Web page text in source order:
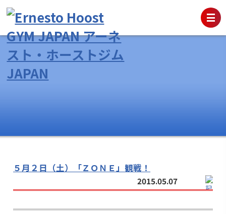
５月２日（土）「ＺＯＮＥ」観戦！
2015.05.07